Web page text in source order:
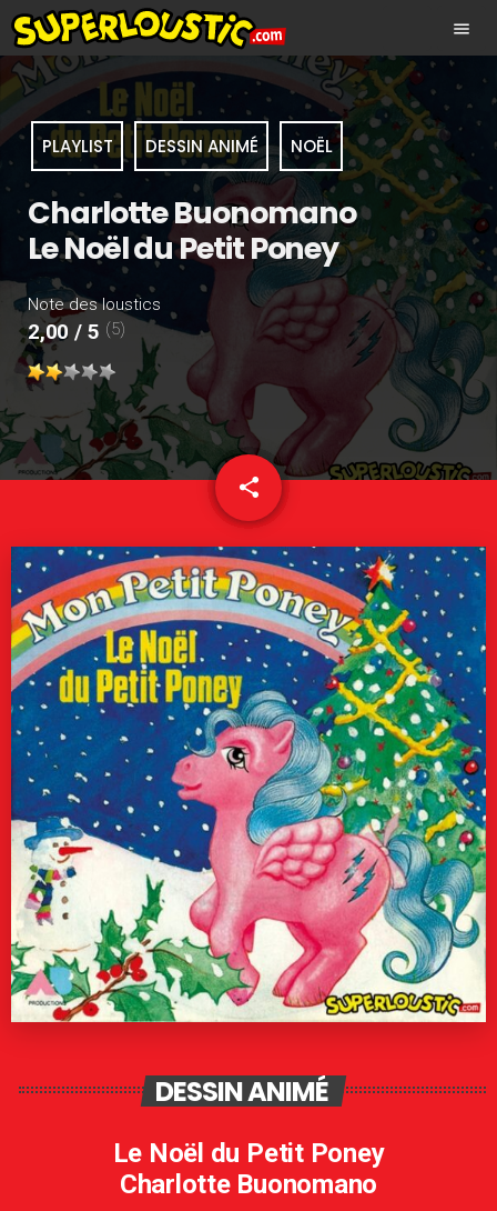
menu
PLAYLIST DESSIN ANIMÉ NOËL
Charlotte Buonomano
Le Noël du Petit Poney
Note des loustics
2,00 / 5 (5)
share
email
DESSIN ANIMÉ
Le Noël du Petit Poney
Charlotte Buonomano